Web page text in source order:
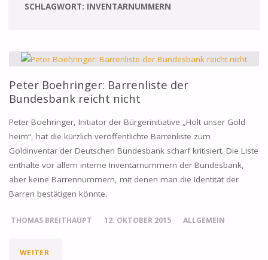
SCHLAGWORT: INVENTARNUMMERN
Peter Boehringer: Barrenliste der
Bundesbank reicht nicht
Peter Boehringer, Initiator der Bürgerinitiative „Holt unser Gold
heim“, hat die kürzlich veröffentlichte Barrenliste zum
Goldinventar der Deutschen Bundesbank scharf kritisiert. Die Liste
enthalte vor allem interne Inventarnummern der Bundesbank,
aber keine Barrennummern, mit denen man die Identität der
Barren bestätigen könnte.
THOMAS BREITHAUPT 12. OKTOBER 2015 ALLGEMEIN
WEITER"PETER